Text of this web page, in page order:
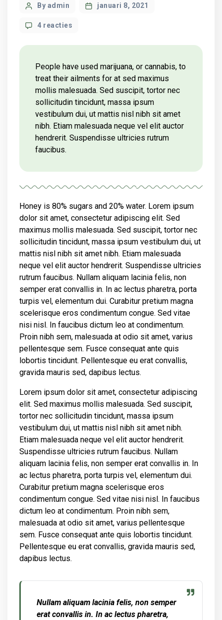
PostBy admin januari 8, 2021
4 reacties
in
cannabis
cultivation
People have used marijuana, or cannabis, to
treat their ailments for at sed maximus
mollis malesuada. Sed suscipit, tortor nec
sollicitudin tincidunt, massa ipsum
vestibulum dui, ut mattis nisl nibh sit amet
nibh. Etiam malesuada neque vel elit auctor
hendrerit. Suspendisse ultricies rutrum
faucibus.
Honey is 80% sugars and 20% water. Lorem ipsum
dolor sit amet, consectetur adipiscing elit. Sed
maximus mollis malesuada. Sed suscipit, tortor nec
sollicitudin tincidunt, massa ipsum vestibulum dui, ut
mattis nisl nibh sit amet nibh. Etiam malesuada
neque vel elit auctor hendrerit. Suspendisse ultricies
rutrum faucibus. Nullam aliquam lacinia felis, non
semper erat convallis in. In ac lectus pharetra, porta
turpis vel, elementum dui. Curabitur pretium magna
scelerisque eros condimentum congue. Sed vitae
nisi nisl. In faucibus dictum leo at condimentum.
Proin nibh sem, malesuada at odio sit amet, varius
pellentesque sem. Fusce consequat ante quis
lobortis tincidunt. Pellentesque eu erat convallis,
gravida mauris sed, dapibus lectus.
Lorem ipsum dolor sit amet, consectetur adipiscing
elit. Sed maximus mollis malesuada. Sed suscipit,
tortor nec sollicitudin tincidunt, massa ipsum
vestibulum dui, ut mattis nisl nibh sit amet nibh.
Etiam malesuada neque vel elit auctor hendrerit.
Suspendisse ultricies rutrum faucibus. Nullam
aliquam lacinia felis, non semper erat convallis in. In
ac lectus pharetra, porta turpis vel, elementum dui.
Curabitur pretium magna scelerisque eros
condimentum congue. Sed vitae nisi nisl. In faucibus
dictum leo at condimentum. Proin nibh sem,
malesuada at odio sit amet, varius pellentesque
sem. Fusce consequat ante quis lobortis tincidunt.
Pellentesque eu erat convallis, gravida mauris sed,
dapibus lectus.
Nullam aliquam lacinia felis, non semper
erat convallis in. In ac lectus pharetra,